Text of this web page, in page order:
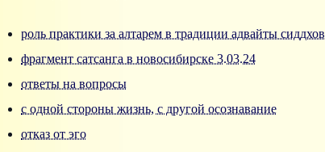
роль практики за алтарем в традиции адвайты сиддхов
фрагмент сатсанга в новосибирске 3.03.24
ответы на вопросы
с одной стороны жизнь, с другой осознавание
отказ от эго